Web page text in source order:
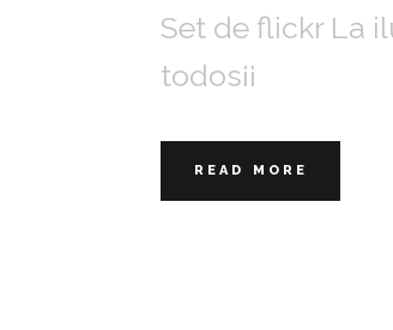
Set de flickr La
todos¡¡
READ MORE